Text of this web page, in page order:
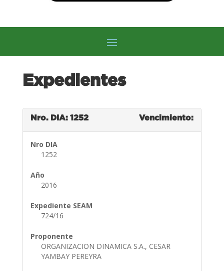
Expedientes
Nro. DIA: 1252 Vencimiento:
Nro DIA
1252
Año
2016
Expediente SEAM
724/16
Proponente
ORGANIZACION DINAMICA S.A., CESAR
YAMBAY PEREYRA